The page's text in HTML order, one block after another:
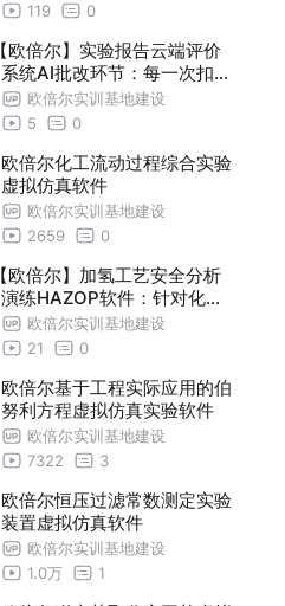
119
0
【欧倍尔】实验报告云端评价
系统AI批改环节：每一次扣分
有据可查
欧倍尔实训基地建设
5
0
欧倍尔化工流动过程综合实验
虚拟仿真软件
欧倍尔实训基地建设
2659
0
【欧倍尔】加氢工艺安全分析
演练HAZOP软件：针对化工
企业、高校
欧倍尔实训基地建设
21
0
欧倍尔基于工程实际应用的伯
努利方程虚拟仿真实验软件
欧倍尔实训基地建设
7322
3
欧倍尔恒压过滤常数测定实验
装置虚拟仿真软件
欧倍尔实训基地建设
1.0万
1